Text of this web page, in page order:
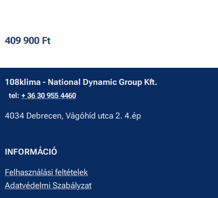
409 900 Ft
108klima - National Dynamic Group Kft.
tel: + 36 30 955 4460
4034 Debrecen, Vágóhíd utca 2. 4.ép
INFORMÁCIÓ
Felhasználási feltételek
Adatvédelmi Szabályzat